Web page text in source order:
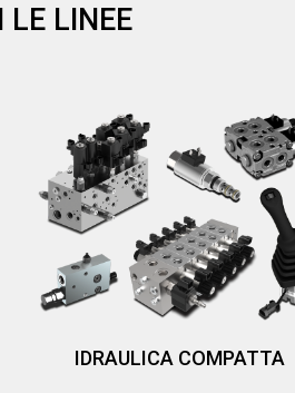
LE LINEE
IDRAULICA COMPATTA